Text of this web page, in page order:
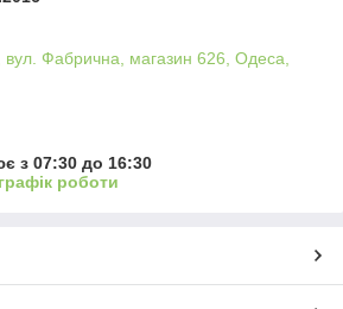
Фабрична, магазин 626, Одеса,
з 07:30 до 16:30
роботи